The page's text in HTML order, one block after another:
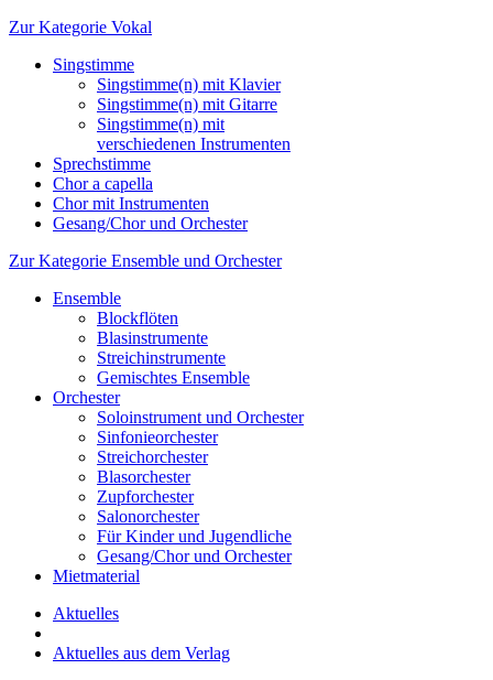
Zur Kategorie Vokal
Singstimme
Singstimme(n) mit Klavier
Singstimme(n) mit Gitarre
Singstimme(n) mit
verschiedenen Instrumenten
Sprechstimme
Chor a capella
Chor mit Instrumenten
Gesang/Chor und Orchester
Zur Kategorie Ensemble und Orchester
Ensemble
Blockflöten
Blasinstrumente
Streichinstrumente
Gemischtes Ensemble
Orchester
Soloinstrument und Orchester
Sinfonieorchester
Streichorchester
Blasorchester
Zupforchester
Salonorchester
Für Kinder und Jugendliche
Gesang/Chor und Orchester
Mietmaterial
Aktuelles
Aktuelles aus dem Verlag